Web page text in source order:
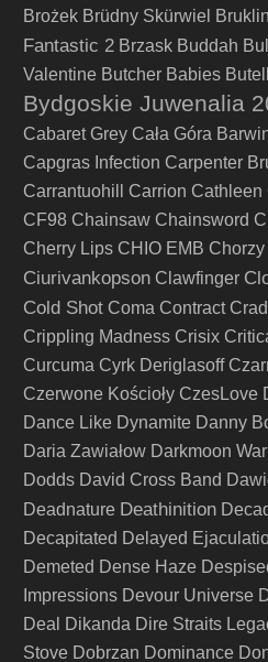
Brożek Brüdny Skürwiel Bruklin
Fantastic 2 Brzask Buddah
Valentine Butcher Babies
Bydgoskie Juwenalia
Cabaret Grey Cała Góra
Capgras Infection Carpenter
Carrantuohill
Carrion Cathleen
CF98 Chainsaw Chainsword
Cherry Lips CHIO EMB Chorzy
Ciurivankopson Clawfinger
Cold Shot Coma Contract
Crippling Madness Crisix
Curcuma Cyrk Deriglasoff
Czerwone Kościoły CzesLove
Dance Like Dynamite Danny
Daria Zawiałow Darkmoon
Dodds David Cross Band
Deadnature Deathinition
Decapitated Delayed
Demeted Dense Haze
Impressions Devour Universe
Deal
Dikanda Dire Straits
Stove Dobrzan Dominance